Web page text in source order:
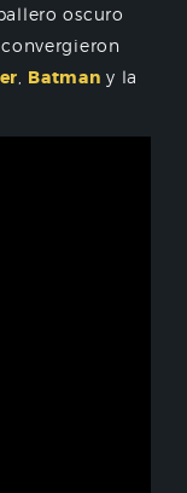
oscuro
Batman y la